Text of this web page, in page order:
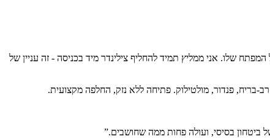
מקבלן עם צילינדר בסיסי שלפחות 10 אנשים אחרים מחזיקים עותק של המפתח שלו. אני ממליץ תמיד להחליף צילינדר מיד בכניסה - זה עניין של
בריח, פנדור, מולטילוק. פתיחה ללא נזק, החלפה מקצועית.
ביטחון בסיסי, ועולה פחות ממה שחושבים.”